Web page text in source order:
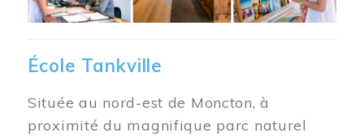
École Tankville
Située au nord-est de Moncton, à
proximité du magnifique parc naturel